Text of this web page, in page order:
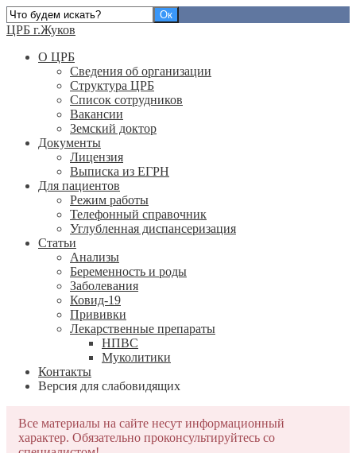
ЦРБ г.Жуков
О ЦРБ
Сведения об организации
Структура ЦРБ
Список сотрудников
Вакансии
Земский доктор
Документы
Лицензия
Выписка из ЕГРН
Для пациентов
Режим работы
Телефонный справочник
Углубленная диспансеризация
Статьи
Анализы
Беременность и роды
Заболевания
Ковид-19
Прививки
Лекарственные препараты
НПВС
Муколитики
Контакты
Версия для слабовидящих
Все материалы на сайте несут информационный
характер. Обязательно проконсультируйтесь со